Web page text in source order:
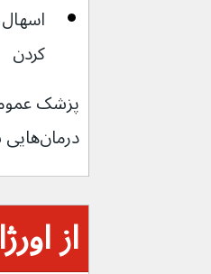
کردن
درمان‌هایی برای کاهش علائم شما ارائه دهند.
از